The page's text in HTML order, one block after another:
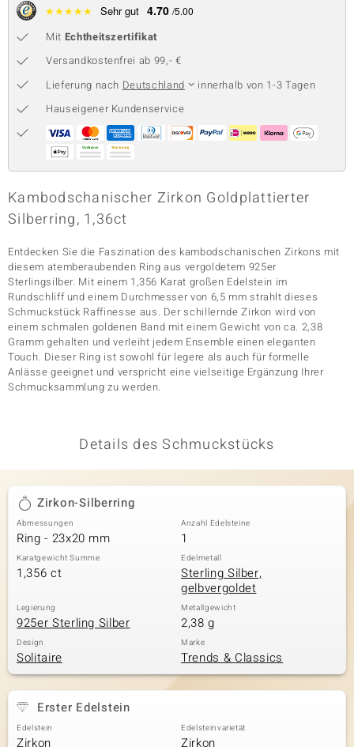
Collection
Classics
★★★★★ Sehr gut 4.70 /5.00
Mit Echtheitszertifikat
Versandkostenfrei ab 99,- €
Lieferung nach Deutschland
innerhalb von 1-3 Tagen
Hauseigener Kundenservice
Kambodschanischer Zirkon Goldplattierter
Silberring, 1,36ct
Entdecken Sie die Faszination des kambodschanischen Zirkons mit
diesem atemberaubenden Ring aus vergoldetem 925er
Sterlingsilber. Mit einem 1,356 Karat großen Edelstein im
Rundschliff und einem Durchmesser von 6,5 mm strahlt dieses
Schmuckstück Raffinesse aus. Der schillernde Zirkon wird von
einem schmalen goldenen Band mit einem Gewicht von ca. 2,38
Gramm gehalten und verleiht jedem Ensemble einen eleganten
Touch. Dieser Ring ist sowohl für legere als auch für formelle
Anlässe geeignet und verspricht eine vielseitige Ergänzung Ihrer
Schmucksammlung zu werden.
Details des Schmuckstücks
Zirkon-Silberring
Abmessungen
Ring - 23x20 mm
Anzahl Edelsteine
1
Karatgewicht Summe
1,356 ct
Edelmetall
Sterling Silber,
gelbvergoldet
Legierung
925er Sterling Silber
Metallgewicht
2,38 g
Design
Solitaire
Marke
Trends & Classics
Erster Edelstein
Edelstein
Zirkon
Edelsteinvarietät
Zirkon